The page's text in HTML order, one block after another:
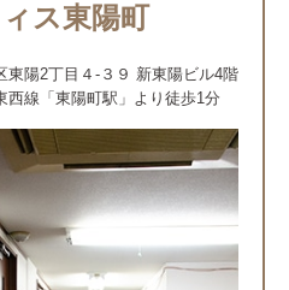
ス東陽町
東陽2丁目４-３９ 新東陽ビル4階
西線「東陽町駅」より徒歩1分